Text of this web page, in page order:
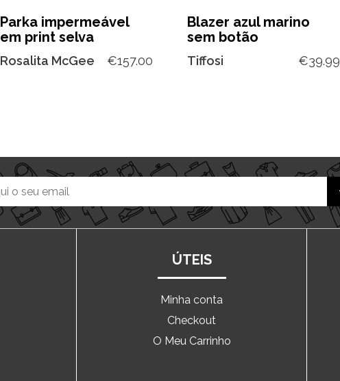
Parka impermeável
em print selva
Rosalita McGee €157.00
Blazer azul marino
sem botão
Tiffosi €39.99
ÚTEIS
Minha conta
Checkout
O Meu Carrinho